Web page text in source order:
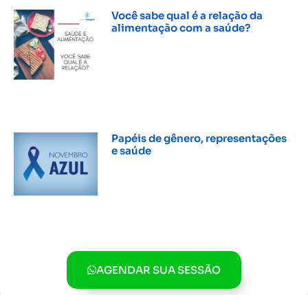
Você sabe qual é a relação da
alimentação com a saúde?
Papéis de gênero, representações
e saúde
AGENDAR SUA SESSÃO